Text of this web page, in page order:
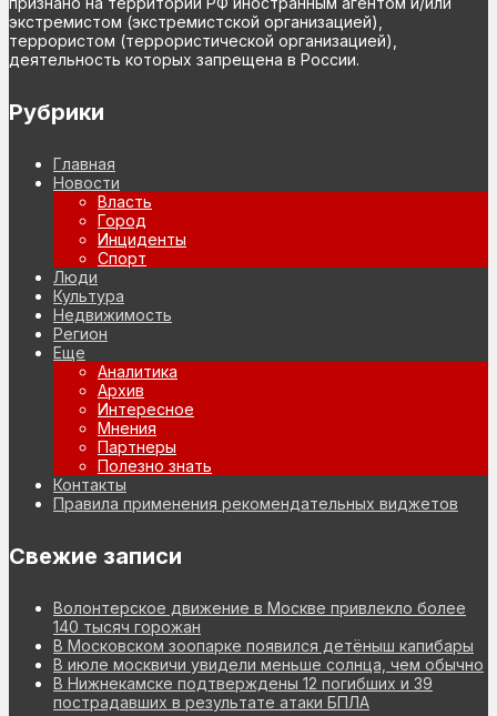
экстремистом (экстремистской организацией),
террористом (террористической организацией),
деятельность которых запрещена в России.
Рубрики
Главная
Новости
Власть
Город
Инциденты
Спорт
Люди
Культура
Недвижимость
Регион
Еще
Аналитика
Архив
Интересное
Мнения
Партнеры
Полезно знать
Контакты
Правила применения рекомендательных виджетов
Свежие записи
Волонтерское движение в Москве привлекло более
140 тысяч горожан
В Московском зоопарке появился детёныш капибары
В июле москвичи увидели меньше солнца, чем обычно
В Нижнекамске подтверждены 12 погибших и 39
пострадавших в результате атаки БПЛА